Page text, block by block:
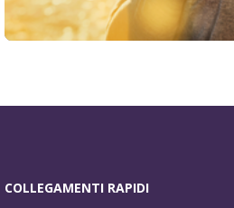
COLLEGAMENTI RAPIDI